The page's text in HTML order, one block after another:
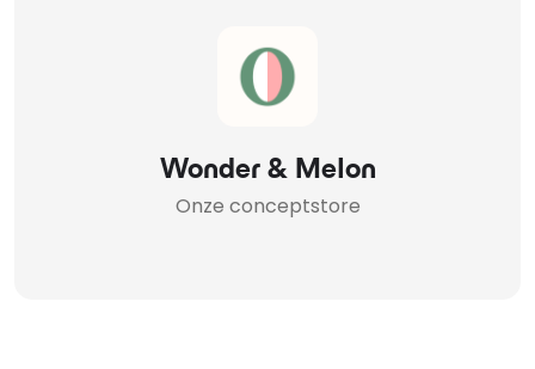
Wonder & Melon
Onze conceptstore